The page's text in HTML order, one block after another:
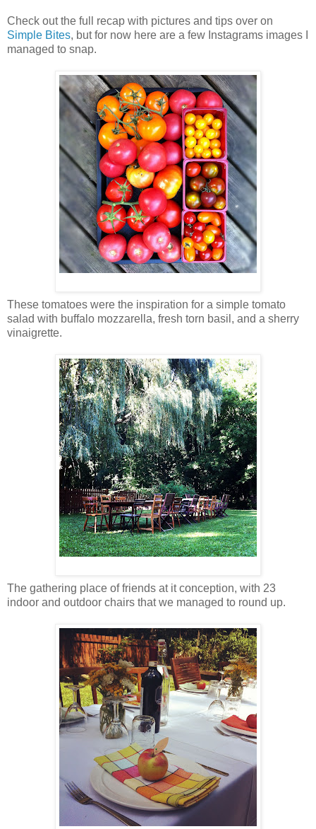
Check out the full recap with pictures and tips over on
Simple Bites, but for now here are a few Instagrams images I
managed to snap.
These tomatoes were the inspiration for a simple tomato
salad with buffalo mozzarella, fresh torn basil, and a sherry
vinaigrette.
The gathering place of friends at it conception, with 23
indoor and outdoor chairs that we managed to round up.